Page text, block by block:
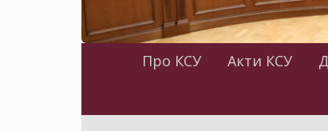
Про КСУ Акти КСУ